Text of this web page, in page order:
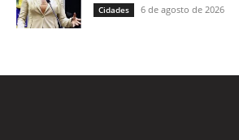
Cidades 6 de agosto de 2026